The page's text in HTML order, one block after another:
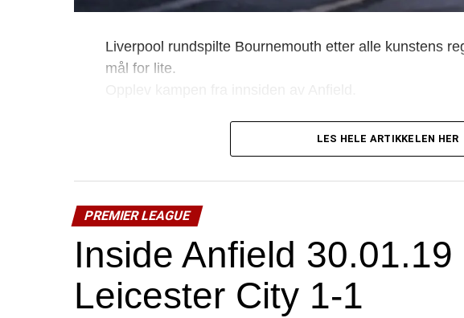
Liverpool rundspilte Bournemouth etter alle kunstens
mål for lite.
Mohamed Salah, Georginio Wijnaldum & Sadio Mané
LES HELE ARTIKKELEN HER
PREMIER LEAGUE
Inside Anfield
Leicester City 1-1